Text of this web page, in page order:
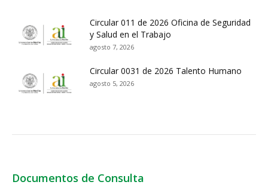
Circular 011 de 2026 Oficina de Seguridad
y Salud en el Trabajo
agosto 7, 2026
Circular 0031 de 2026 Talento Humano
agosto 5, 2026
Documentos de Consulta